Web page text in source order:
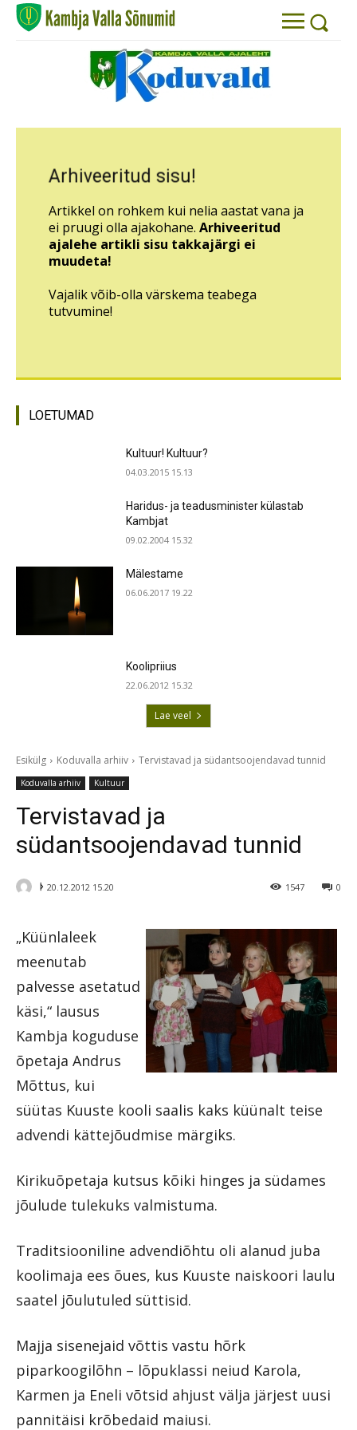
Arhiveeritud sisu!
Artikkel on rohkem kui nelia aastat vana ja
ei pruugi olla ajakohane. Arhiveeritud
ajalehe artikli sisu takkajärgi ei
muudeta!
Vajalik võib-olla värskema teabega
tutvumine!
LOETUMAD
Kultuur! Kultuur?
04.03.2015 15.13
Haridus- ja teadusminister külastab
Kambjat
09.02.2004 15.32
Mälestame
06.06.2017 19.22
Koolipriius
22.06.2012 15.32
Lae veel
Esikülg Koduvalla arhiiv Tervistavad ja südantsoojendavad tunnid
Koduvalla arhiiv Kultuur
Tervistavad ja
südantsoojendavad tunnid
ᚦ 0
20.12.2012 15.20 1547
„Küünlaleek
meenutab
palvesse asetatud
käsi,“ lausus
Kambja koguduse
õpetaja Andrus
Mõttus, kui
süütas Kuuste kooli saalis kaks küünalt teise
advendi kättejõudmise märgiks.
Kirikuõpetaja kutsus kõiki hinges ja südames
jõulude tulekuks valmistuma.
Traditsiooniline advendiõhtu oli alanud juba
koolimaja ees õues, kus Kuuste naiskoori laulu
saatel jõulutuled süttisid.
Majja sisenejaid võttis vastu hõrk
piparkoogilõhn – lõpuklassi neiud Karola,
Karmen ja Eneli võtsid ahjust välja järjest uusi
pannitäisi krõbedaid maiusi.